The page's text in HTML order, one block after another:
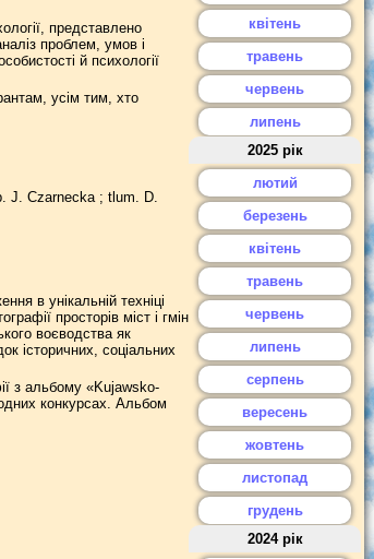
квітень
травень
червень
липень
2025 рік
лютий
березень
квітень
травень
червень
липень
серпень
вересень
жовтень
листопад
грудень
2024 рік
представлено
проблем, умов і
й психології
усім тим, хто
J. Czarnecka ; tlum. D.
в унікальній техніці
просторів міст і гмін
воєводства як
історичних, соціальних
з альбому «Kujawsko-
конкурсах. Альбом